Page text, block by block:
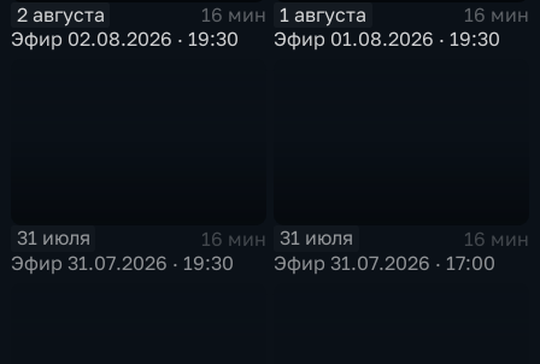
2 августа
16 мин
Эфир 02.08.2026 · 19:30
1 августа
16 мин
Эфир 01.08.2026 · 19:30
31 июля
16 мин
Эфир 31.07.2026 · 19:30
31 июля
16 мин
Эфир 31.07.2026 · 17:00